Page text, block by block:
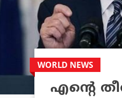
WORLD NEWS
എന്റെ